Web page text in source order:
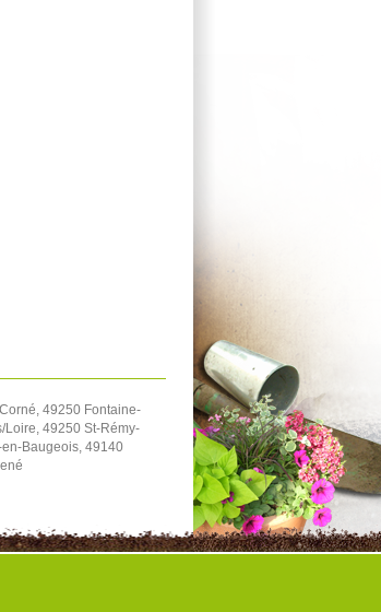
49250 Fontaine-
Loire, 49250 St-Rémy-
Baugeois, 49140